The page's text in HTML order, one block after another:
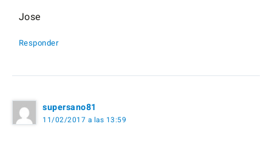
Jose
Responder
supersano81
11/02/2017 a las 13:59